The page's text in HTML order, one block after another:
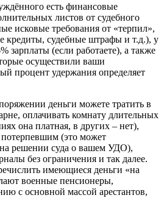
есть финансовые
листов от судебного
исковые требования от «терпил»,
кредиты, судебные штрафы и т.д.), у
зарплаты (если работаете), а также
осуществили ваши
процент удержания определяет
деньги можете тратить в
оплачивать комнату длительных
она платная, в других – нет),
(это может
на решении суда о вашем УДО),
без ограничения и так далее.
имеющиеся деньги «на
военные пенсионеры,
с основной массой арестантов,